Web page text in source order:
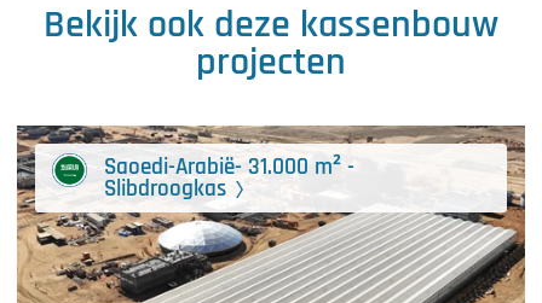
Bekijk ook deze kassenbouw
projecten
Saoedi-Arabië- 31.000 m² -
Slibdroogkas